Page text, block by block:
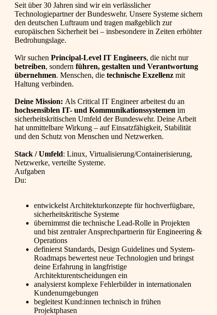
Seit über 30 Jahren sind wir ein verlässlicher
Technologiepartner der Bundeswehr. Unsere Systeme sichern
den deutschen Luftraum und tragen maßgeblich zur
europäischen Sicherheit bei – insbesondere in Zeiten erhöhter
Bedrohungslage.
Wir suchen Principal-Level IT Engineers, die nicht nur
betreiben, sondern führen, gestalten und Verantwortung
übernehmen. Menschen, die technische Exzellenz mit
Haltung verbinden.
Deine Mission: Als Critical IT Engineer arbeitest du an
hochsensiblen IT- und Kommunikationssystemen im
sicherheitskritischen Umfeld der Bundeswehr. Deine Arbeit
hat unmittelbare Wirkung – auf Einsatzfähigkeit, Stabilität
und den Schutz von Menschen und Netzwerken.
Stack / Umfeld: Linux, Virtualisierung/Containerisierung,
Netzwerke, verteilte Systeme.
Aufgaben
Du:
entwickelst Architekturkonzepte für hochverfügbare,
sicherheitskritische Systeme
übernimmst die technische Lead-Rolle in Projekten
und bist zentraler Ansprechpartnerin für Engineering &
Operations
definierst Standards, Design Guidelines und System-
Roadmaps bewertest neue Technologien und bringst
deine Erfahrung in langfristige
Architekturentscheidungen ein
analysierst komplexe Fehlerbilder in internationalen
Kundenumgebungen
begleitest Kund:innen technisch in frühen
Projektphasen